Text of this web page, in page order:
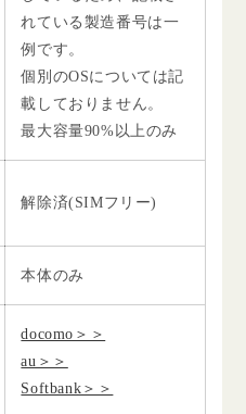
れている製造番号は一
例です。
個別のOSについては記
載しておりません。
最大容量90%以上のみ
解除済(SIMフリー)
本体のみ
docomo＞＞
au＞＞
Softbank＞＞